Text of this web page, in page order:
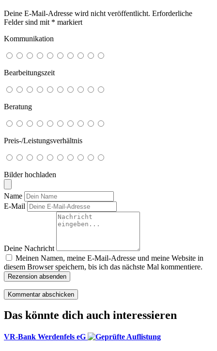
Deine E-Mail-Adresse wird nicht veröffentlicht. Erforderliche
Felder sind mit * markiert
Kommunikation
Bearbeitungszeit
Beratung
Preis-/Leistungsverhältnis
Bilder hochladen
Name
E-Mail
Deine Nachricht
Meinen Namen, meine E-Mail-Adresse und meine Website in
diesem Browser speichern, bis ich das nächste Mal kommentiere.
Rezension absenden
Das könnte dich auch interessieren
VR-Bank Werdenfels eG